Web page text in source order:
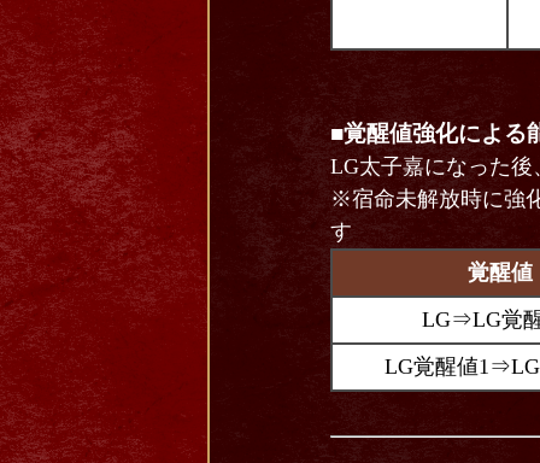
■覚醒値強化による
LG太子嘉になった
※宿命未解放時に強
す
覚醒値
LG⇒LG覚
LG覚醒値